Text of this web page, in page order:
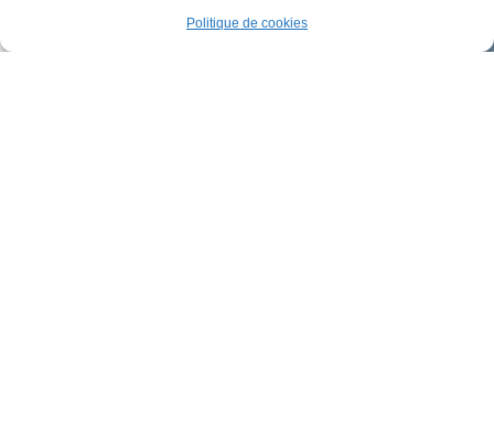
Politique de cookies